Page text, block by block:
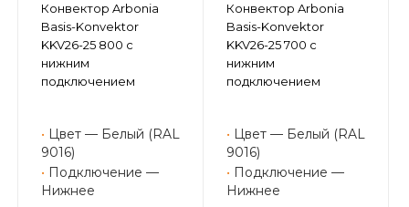
Конвектор Arbonia
Basis-Konvektor
KKV26-25 800 с
нижним
подключением
• Цвет — Белый (RAL
9016)
• Подключение —
Нижнее
Конвектор Arbonia
Basis-Konvektor
KKV26-25 700 с
нижним
подключением
• Цвет — Белый (RAL
9016)
• Подключение —
Нижнее